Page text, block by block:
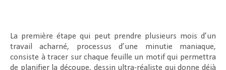
La première étape qui peut prendre plusieurs mois d’un
travail acharné, processus d’une minutie maniaque,
consiste à tracer sur chaque feuille un motif qui permettra
de planifier la découpe, dessin ultra-réaliste qui donne déjà